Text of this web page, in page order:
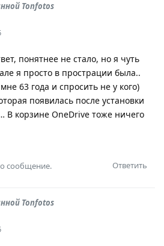
Tonfotos
понятнее не стало, но я чуть
я просто в прострации была..
63 года и спросить не у кого)
появилась после установки
В корзине OneDrive тоже ничего
Ответить
сообщение.
Tonfotos